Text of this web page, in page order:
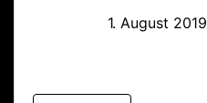
1. August 2019